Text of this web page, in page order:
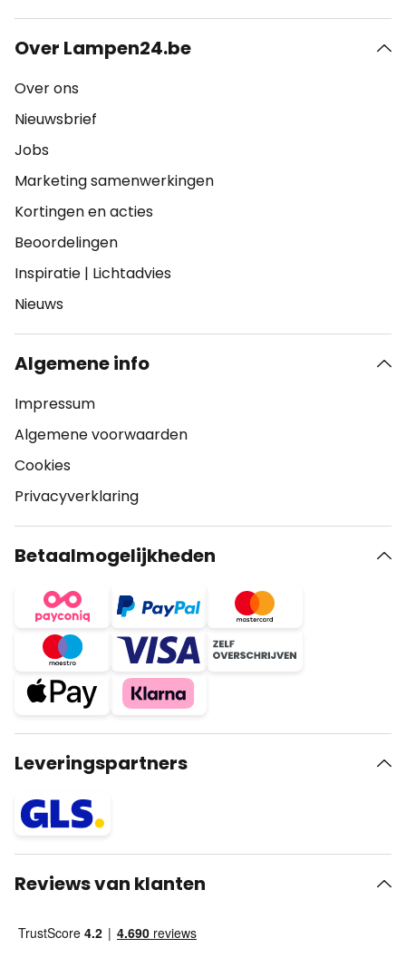
Over Lampen24.be
Over ons
Nieuwsbrief
Jobs
Marketing samenwerkingen
Kortingen en acties
Beoordelingen
Inspiratie | Lichtadvies
Nieuws
Algemene info
Impressum
Algemene voorwaarden
Cookies
Privacyverklaring
Betaalmogelijkheden
Leveringspartners
Reviews van klanten